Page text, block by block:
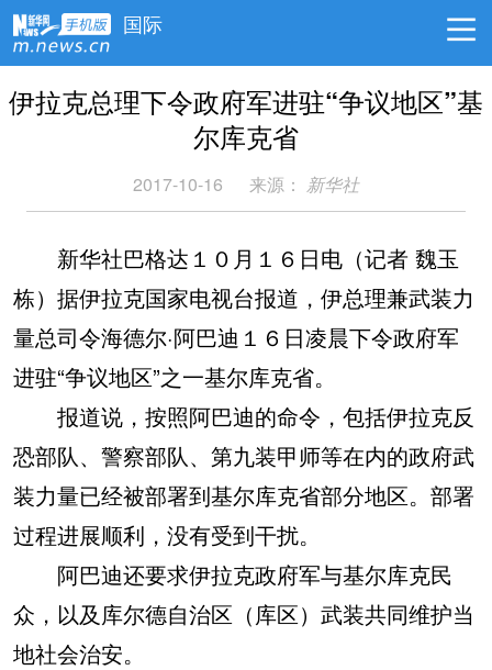
国际
伊拉克总理下令政府军进驻“争议地区”基
尔库克省
2017-10-16 来源： 新华社
新华社巴格达１０月１６日电（记者 魏玉
栋）据伊拉克国家电视台报道，伊总理兼武装力
量总司令海德尔·阿巴迪１６日凌晨下令政府军
进驻“争议地区”之一基尔库克省。
报道说，按照阿巴迪的命令，包括伊拉克反
恐部队、警察部队、第九装甲师等在内的政府武
装力量已经被部署到基尔库克省部分地区。部署
过程进展顺利，没有受到干扰。
阿巴迪还要求伊拉克政府军与基尔库克民
众，以及库尔德自治区（库区）武装共同维护当
地社会治安。